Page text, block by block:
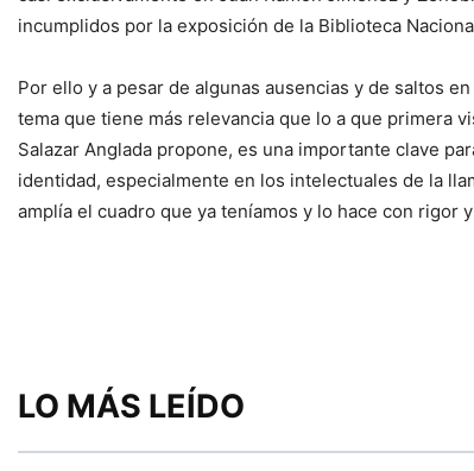
incumplidos por la exposición de la Biblioteca
Por ello y a pesar de algunas ausencias y de saltos
tema que tiene más relevancia que lo a que primera
Salazar Anglada propone, es una importante clave
identidad, especialmente en los intelectuales de la
amplía el cuadro que ya teníamos y lo hace con
LO MÁS LEÍDO